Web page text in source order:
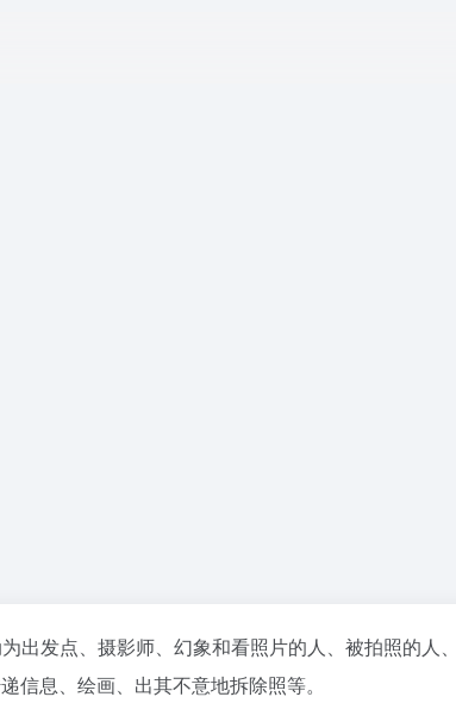
出发点、摄影师、幻象和看照片的人、被拍照的人
信息、绘画、出其不意地拆除照等。